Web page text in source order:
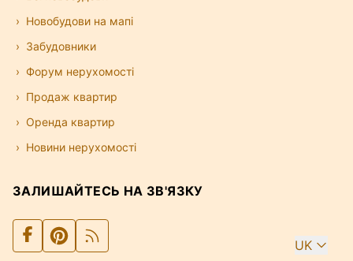
Новобудови на мапі
Забудовники
Форум нерухомості
Продаж квартир
Оренда квартир
Новини нерухомості
ЗАЛИШАЙТЕСЬ НА ЗВ'ЯЗКУ
UK